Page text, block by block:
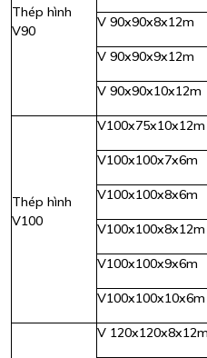
Thép hình
V90
V 90x90x8x12m
V 90x90x9x12m
V 90x90x10x12m
Thép hình
V100
V100x75x10x12m
V100x100x7x6m
V100x100x8x6m
V100x100x8x12m
V100x100x9x6m
V100x100x10x6m
V 120x120x8x12m